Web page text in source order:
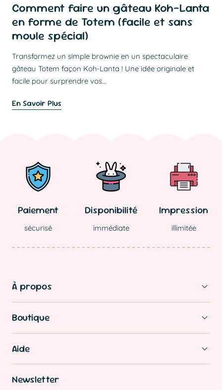
Comment faire un gâteau Koh-Lanta
en forme de Totem (facile et sans
moule spécial)
Transformez un simple brownie en un spectaculaire
gâteau Totem façon Koh-Lanta ! Une idée originale et
facile pour surprendre vos...
En Savoir Plus
Paiement
sécurisé
Disponibilité
immédiate
Impression
illimitée
À propos
Boutique
Aide
Newsletter